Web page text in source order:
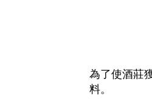
為了使酒莊
料。